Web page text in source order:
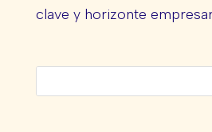
clave y horizonte